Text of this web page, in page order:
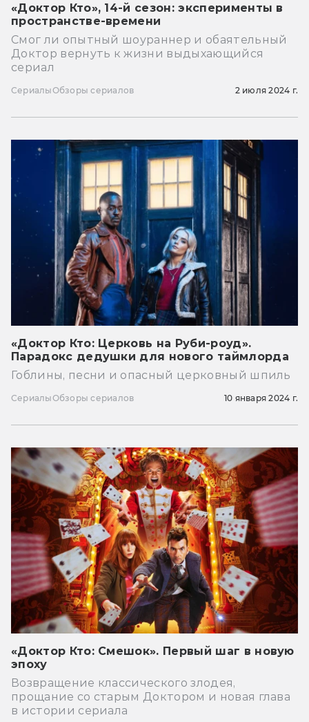
«Доктор Кто», 14-й сезон: эксперименты в
пространстве-времени
Смог ли опытный шоураннер и обаятельный
Доктор вернуть к жизни выдыхающийся
сериал
СериалыОбзоры сериалов 2 июля 2024 г.
«Доктор Кто: Церковь на Руби-роуд».
Парадокс дедушки для нового таймлорда
Гоблины, песни и опасный церковный шпиль
СериалыОбзоры сериалов 10 января 2024 г.
«Доктор Кто: Смешок». Первый шаг в новую
эпоху
Возвращение классического злодея,
прощание со старым Доктором и новая глава
в истории сериала